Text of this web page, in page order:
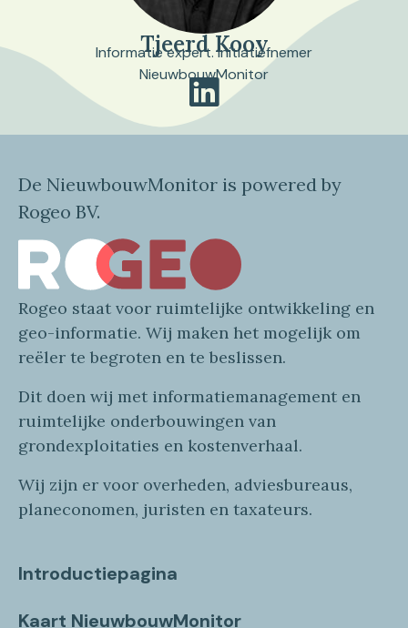
Tjeerd Kooy
Informatie expert. Initiatiefnemer
NieuwbouwMonitor
De NieuwbouwMonitor is powered by
Rogeo BV.
Rogeo staat voor ruimtelijke ontwikkeling en
geo-informatie. Wij maken het mogelijk om
reëler te begroten en te beslissen.
Dit doen wij met informatiemanagement en
ruimtelijke onderbouwingen van
grondexploitaties en kostenverhaal.
Wij zijn er voor overheden, adviesbureaus,
planeconomen, juristen en taxateurs.
Introductiepagina
Kaart NieuwbouwMonitor